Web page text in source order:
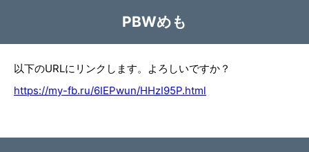
PBWめも
以下のURLにリンクします。よろしいですか？
https://my-fb.ru/6IEPwun/HHzI95P.html